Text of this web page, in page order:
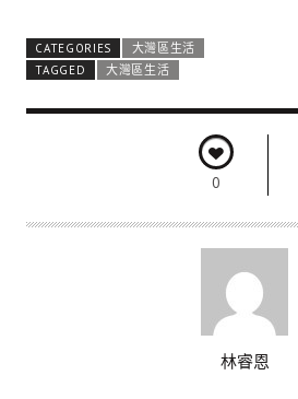
CATEGORIES
大灣區生活
TAGGED
大灣區生活
0
林睿恩